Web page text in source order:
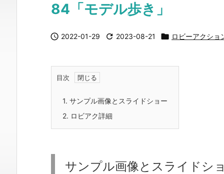
84「モデル歩き」
 2022-01-29  2023-08-21  ロビーアクショ
目次
1. サンプル画像とスライドショー
2. ロビアク詳細
サンプル画像とスライドシ